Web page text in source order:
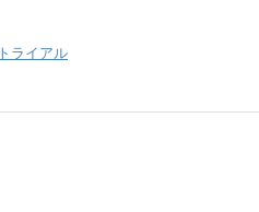
トライアル